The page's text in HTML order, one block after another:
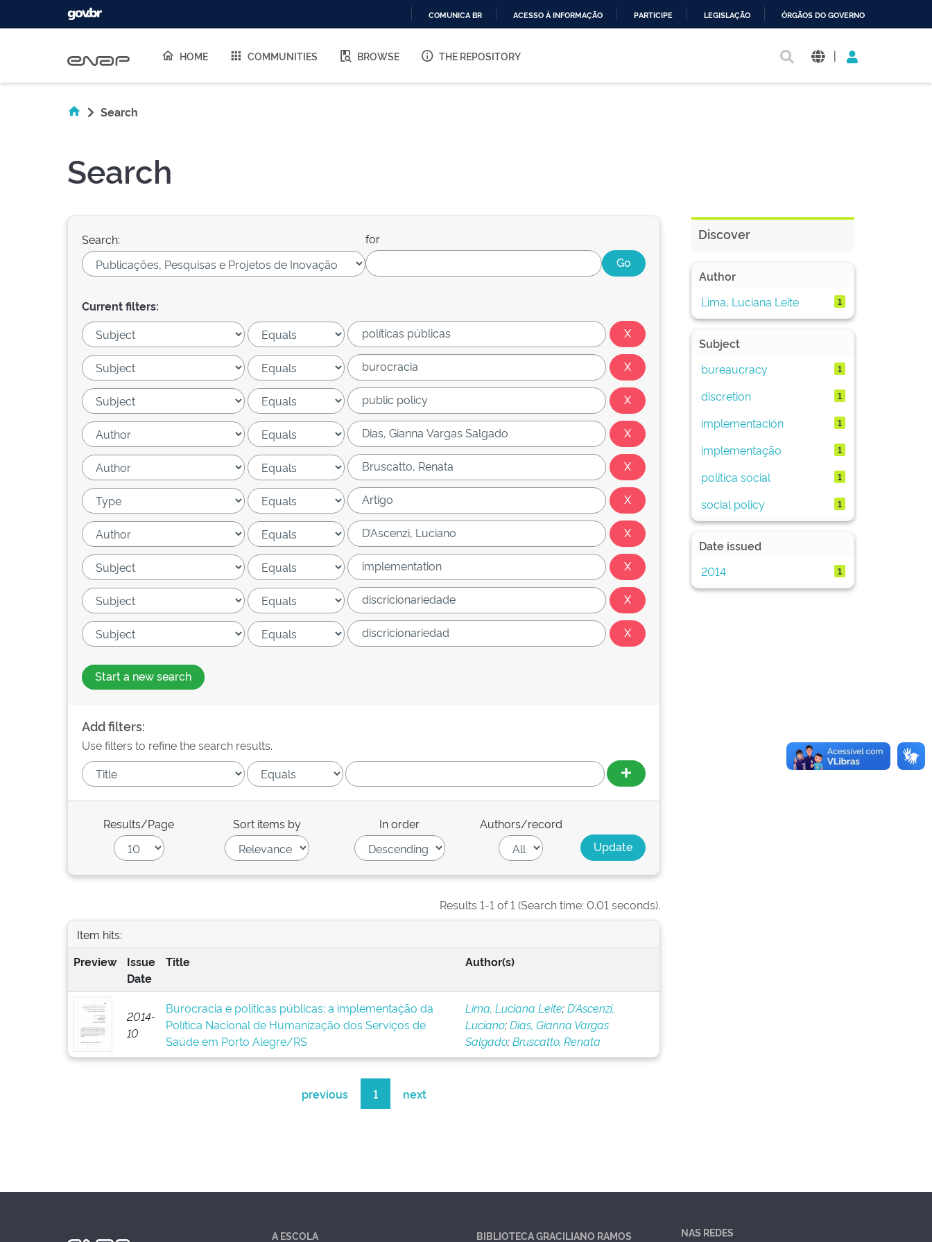
O
COMUNICA BR ACESSO À INFORMAÇÃO PARTICIPE LEGISLAÇÃO ÓRGÃOS DO GOVERNO
HOME COMMUNITIES BROWSE THE REPOSITORY |
Search
Search
Search: for
Current filters:
Start a new search
Add filters:
Use filters to refine the search results.
Results/Page Sort items by In order Authors/record
Results 1-1 of 1 (Search time: 0.01 seconds).
Item hits:
Preview
Issue
Date
Title Author(s)
2014-
10
Burocracia e políticas públicas: a implementação da
Política Nacional de Humanização dos Serviços de
Saúde em Porto Alegre/RS
Lima, Luciana Leite;D’Ascenzi,
Luciano;Dias, Gianna Vargas
Salgado;Bruscatto, Renata
previous 1 next
Discover
Author
Lima, Luciana Leite
1
Subject
bureaucracy
1
discretion 1
implementación 1
implementação 1
política social 1
social policy 1
Date issued
2014
1
A ESCOLA BIBLIOTECA GRACILIANO RAMOS NAS REDES